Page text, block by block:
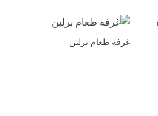
غرفة طعام برلين